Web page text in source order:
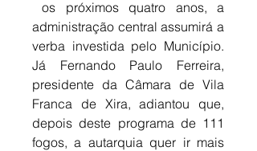
os próximos quatro anos, a
administração central assumirá a
verba investida pelo Município.
Já Fernando Paulo Ferreira,
presidente da Câmara de Vila
Franca de Xira, adiantou que,
depois deste programa de 111
fogos, a autarquia quer ir mais